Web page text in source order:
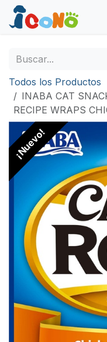
Ir al contenido
Todos los Productos
INABA CAT
RECIPE WRAPS
¡Nuevo!